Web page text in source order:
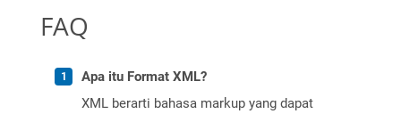
FAQ
Apa itu Format XML?
XML berarti bahasa markup yang dapat